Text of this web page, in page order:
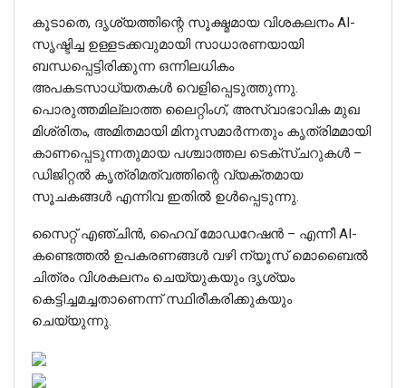
കൂടാതെ, ദൃശ്യത്തിന്റെ സൂക്ഷ്മമായ വിശകലനം AI-
സൃഷ്ടിച്ച ഉള്ളടക്കവുമായി സാധാരണയായി
ബന്ധപ്പെട്ടിരിക്കുന്ന ഒന്നിലധികം
അപകടസാധ്യതകൾ വെളിപ്പെടുത്തുന്നു.
പൊരുത്തമില്ലാത്ത ലൈറ്റിംഗ്, അസ്വാഭാവിക മുഖ
മിശ്രിതം, അമിതമായി മിനുസമാർന്നതും കൃത്രിമമായി
കാണപ്പെടുന്നതുമായ പശ്ചാത്തല ടെക്സ്ചറുകൾ –
ഡിജിറ്റൽ കൃത്രിമത്വത്തിന്റെ വ്യക്തമായ
സൂചകങ്ങൾ എന്നിവ ഇതിൽ ഉൾപ്പെടുന്നു.
സൈറ്റ് എഞ്ചിൻ, ഹൈവ് മോഡറേഷൻ – എന്നീ AI-
കണ്ടെത്തൽ ഉപകരണങ്ങൾ വഴി ന്യൂസ് മൊബൈൽ
ചിത്രം വിശകലനം ചെയ്യുകയും ദൃശ്യം
കെട്ടിച്ചമച്ചതാണെന്ന് സ്ഥിരീകരിക്കുകയും
ചെയ്യുന്നു.